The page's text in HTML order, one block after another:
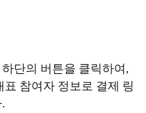
단의 버튼을 클릭하여,
참여자 정보로 결제 링